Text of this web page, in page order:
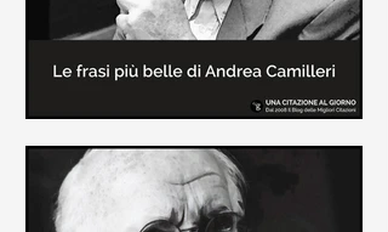
Le frasi più belle di Andrea
Camilleri